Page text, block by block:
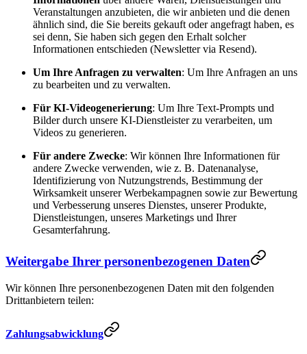
Veranstaltungen anzubieten, die wir anbieten und die denen
ähnlich sind, die Sie bereits gekauft oder angefragt haben, es
sei denn, Sie haben sich gegen den Erhalt solcher
Informationen entschieden (Newsletter via Resend).
Um Ihre Anfragen zu verwalten: Um Ihre Anfragen an uns
zu bearbeiten und zu verwalten.
Für KI-Videogenerierung: Um Ihre Text-Prompts und
Bilder durch unsere KI-Dienstleister zu verarbeiten, um
Videos zu generieren.
Für andere Zwecke: Wir können Ihre Informationen für
andere Zwecke verwenden, wie z. B. Datenanalyse,
Identifizierung von Nutzungstrends, Bestimmung der
Wirksamkeit unserer Werbekampagnen sowie zur Bewertung
und Verbesserung unseres Dienstes, unserer Produkte,
Dienstleistungen, unseres Marketings und Ihrer
Gesamterfahrung.
Weitergabe Ihrer personenbezogenen Daten
Wir können Ihre personenbezogenen Daten mit den folgenden
Drittanbietern teilen:
Zahlungsabwicklung